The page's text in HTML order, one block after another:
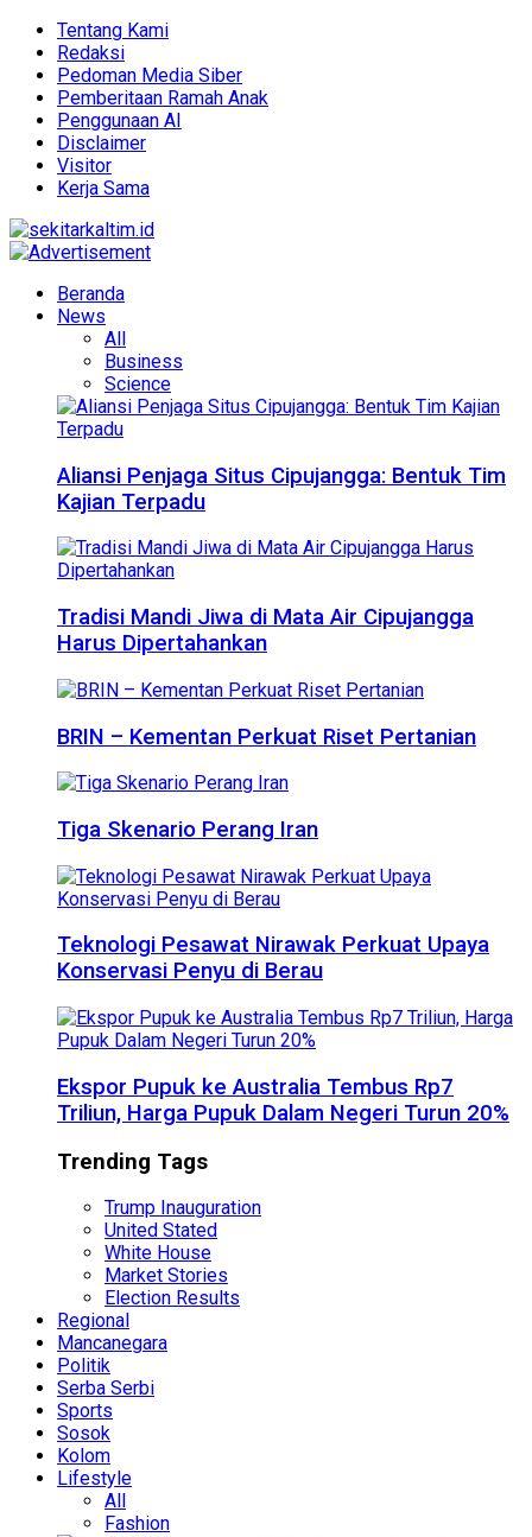
Tentang Kami
Redaksi
Pedoman Media Siber
Pemberitaan Ramah Anak
Penggunaan AI
Disclaimer
Visitor
Kerja Sama
Beranda
News
All
Business
Science
Aliansi Penjaga Situs Cipujangga: Bentuk Tim
Kajian Terpadu
Tradisi Mandi Jiwa di Mata Air Cipujangga
Harus Dipertahankan
BRIN – Kementan Perkuat Riset Pertanian
Tiga Skenario Perang Iran
Teknologi Pesawat Nirawak Perkuat Upaya
Konservasi Penyu di Berau
Ekspor Pupuk ke Australia Tembus Rp7
Triliun, Harga Pupuk Dalam Negeri Turun 20%
Trending Tags
Trump Inauguration
United Stated
White House
Market Stories
Election Results
Regional
Mancanegara
Politik
Serba Serbi
Sports
Sosok
Kolom
Lifestyle
All
Fashion